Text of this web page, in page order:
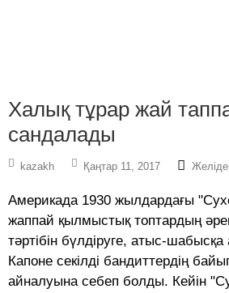
Халық тұрар жай
сандалады
kazakh Қаңтар 11, 2017
Америкада 1930 жылдардағы
жаппай қылмыстық топтардың
тәртібін бүлдіруге, атыс-
Капоне секілді бандиттердің
айналуына себеп болды. Кейін